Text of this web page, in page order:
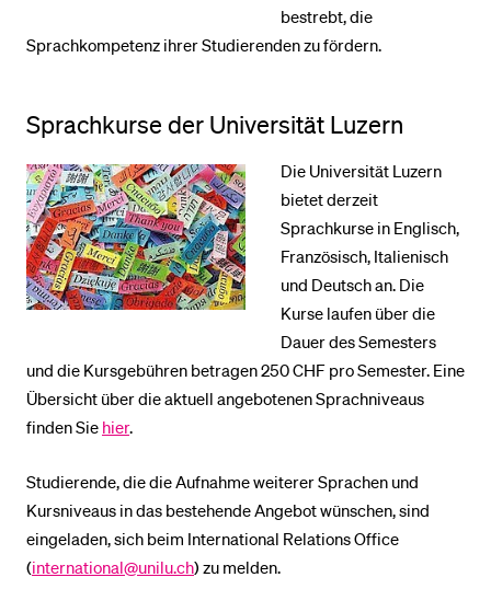
bestrebt, die
Sprachkompetenz ihrer Studierenden zu fördern.
Sprachkurse der Universität Luzern
Die Universität Luzern
bietet derzeit
Sprachkurse in Englisch,
Französisch, Italienisch
und Deutsch an. Die
Kurse laufen über die
Dauer des Semesters
und die Kursgebühren betragen 250 CHF pro Semester. Eine
Übersicht über die aktuell angebotenen Sprachniveaus
finden Sie hier.
Studierende, die die Aufnahme weiterer Sprachen und
Kursniveaus in das bestehende Angebot wünschen, sind
eingeladen, sich beim International Relations Office
(international@unilu.ch) zu melden.
BELIEBTE INHALTE
Vorlesungsverzeichnis
Bibliothek
Sportangebot
Menuplan Mensa